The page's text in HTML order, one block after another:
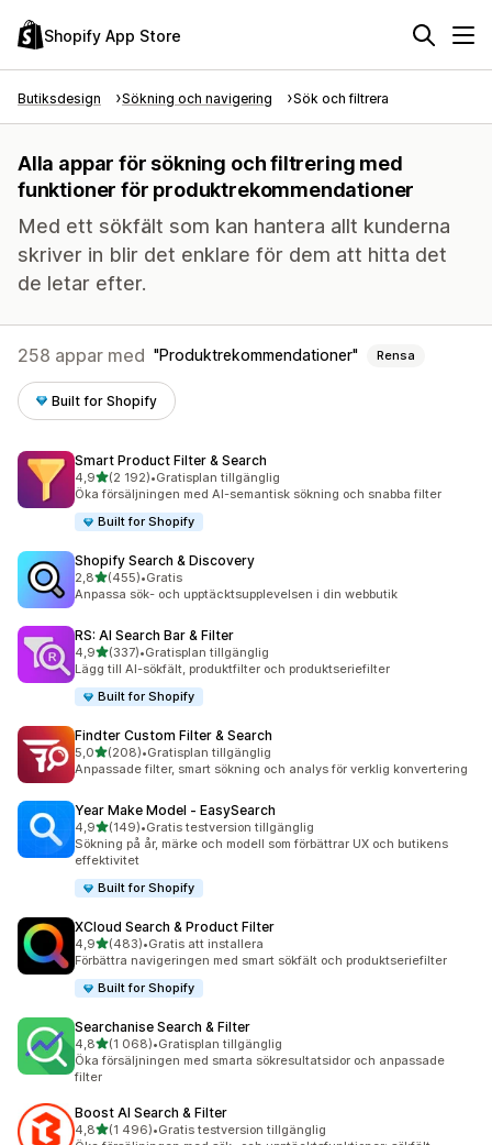
Shopify App Store
Butiksdesign Sökning och navigering Sök och filtrera
Alla appar för sökning och filtrering med
funktioner för produktrekommendationer
Med ett sökfält som kan hantera allt kunderna
skriver in blir det enklare för dem att hitta det
de letar efter.
258 appar med Produktrekommendationer Rensa
Built for Shopify
Smart Product Filter & Search
4,9av 5 stjärnor
(2 192)
2192 recensioner totalt
•Gratisplan tillgänglig
Öka försäljningen med AI-semantisk sökning och snabba filter
Built for Shopify
Shopify Search & Discovery
2,8av 5 stjärnor
(455)
455 recensioner totalt
•Gratis
Anpassa sök- och upptäcktsupplevelsen i din webbutik
RS: AI Search Bar & Filter
4,9av 5 stjärnor
(337)
337 recensioner totalt
•Gratisplan tillgänglig
Lägg till AI-sökfält, produktfilter och produktseriefilter
Built for Shopify
Findter Custom Filter & Search
5,0av 5 stjärnor
(208)
208 recensioner totalt
•Gratisplan tillgänglig
Anpassade filter, smart sökning och analys för verklig konvertering
Year Make Model ‑ EasySearch
4,9av 5 stjärnor
(149)
149 recensioner totalt
•Gratis testversion tillgänglig
Sökning på år, märke och modell som förbättrar UX och butikens
effektivitet
Built for Shopify
XCloud Search & Product Filter
4,9av 5 stjärnor
(483)
483 recensioner totalt
•Gratis att installera
Förbättra navigeringen med smart sökfält och produktseriefilter
Built for Shopify
Searchanise Search & Filter
4,8av 5 stjärnor
(1 068)
1068 recensioner totalt
•Gratisplan tillgänglig
Öka försäljningen med smarta sökresultatsidor och anpassade
filter
Boost AI Search & Filter
4,8av 5 stjärnor
(1 496)
1496 recensioner totalt
•Gratis testversion tillgänglig